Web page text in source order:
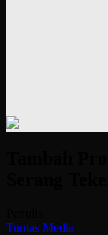
Tuntas Media